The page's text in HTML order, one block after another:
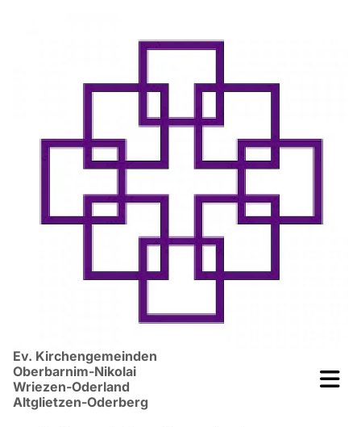
Ev. Kirchengemeinden
Oberbarnim-Nikolai
Wriezen-Oderland
Altglietzen-Oderberg